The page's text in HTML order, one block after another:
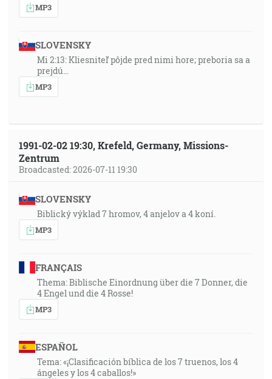
MP3
SLOVENSKY
Mi 2:13: Kliesniteľ pôjde pred nimi hore; preboria sa a
prejdú…
MP3
1991-02-02 19:30, Krefeld, Germany, Missions-
Zentrum
Broadcasted: 2026-07-11 19:30
SLOVENSKY
Biblický výklad 7 hromov, 4 anjelov a 4 koní.
MP3
FRANÇAIS
Thema: Biblische Einordnung über die 7 Donner, die
4 Engel und die 4 Rosse!
MP3
ESPAÑOL
Tema: «¡Clasificación bíblica de los 7 truenos, los 4
ángeles y los 4 caballos!»